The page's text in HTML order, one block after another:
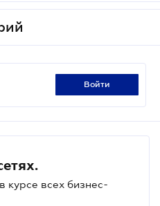
войти
курсе всех бизнес-